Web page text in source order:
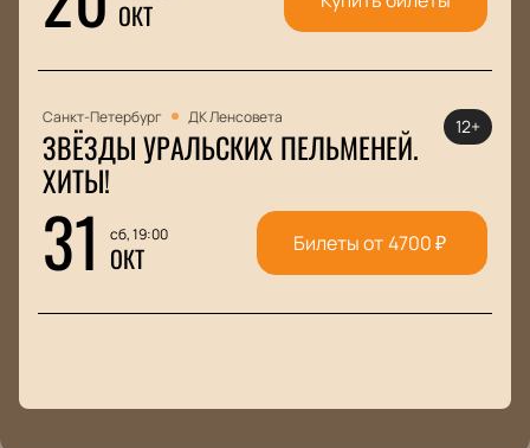
ОКТ
Санкт-Петербург ДК Ленсовета
ЗВЁЗДЫ УРАЛЬСКИХ ПЕЛЬМЕНЕЙ.
ХИТЫ!
31 сб, 19:00
ОКТ
12+
Билеты от4700₽